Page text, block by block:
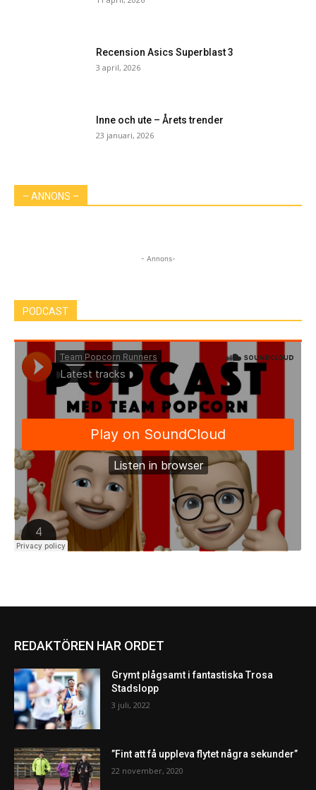
Recension Asics Superblast 3
3 april, 2026
Inne och ute – Årets trender
23 januari, 2026
– ANNONS –
- Annons-
PODCAST
REDAKTÖREN HAR ORDET
Grymt plågsamt i fantastiska Trosa
Stadslopp
3 juli, 2022
”Fint att få uppleva flytet några sekunder”
22 november, 2020